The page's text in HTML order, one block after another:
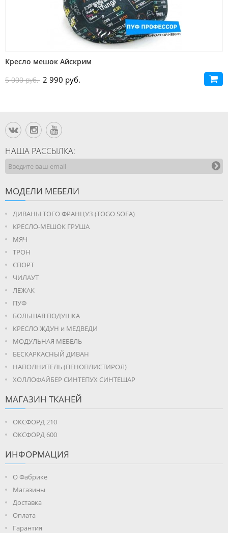
Кресло мешок Айскрим
5 000 руб. 2 990 руб.
НАША РАССЫЛКА:
МОДЕЛИ МЕБЕЛИ
ДИВАНЫ ТОГО ФРАНЦУЗ (TOGO SOFA)
КРЕСЛО-МЕШОК ГРУША
МЯЧ
ТРОН
СПОРТ
ЧИЛАУТ
ЛЕЖАК
ПУФ
БОЛЬШАЯ ПОДУШКА
КРЕСЛО ЖДУН и МЕДВЕДИ
МОДУЛЬНАЯ МЕБЕЛЬ
БЕСКАРКАСНЫЙ ДИВАН
НАПОЛНИТЕЛЬ (ПЕНОПЛИСТИРОЛ)
ХОЛЛОФАЙБЕР СИНТЕПУХ СИНТЕШАР
МАГАЗИН ТКАНЕЙ
ОКСФОРД 210
ОКСФОРД 600
ИНФОРМАЦИЯ
О Фабрике
Магазины
Доставка
Оплата
Гарантия